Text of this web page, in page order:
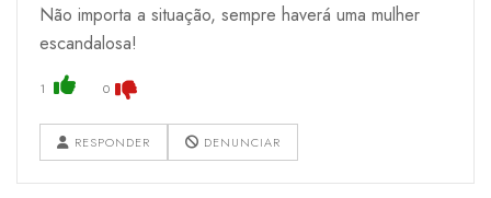
Não importa a situação, sempre haverá uma mulher
escandalosa!
1 0
RESPONDER DENUNCIAR